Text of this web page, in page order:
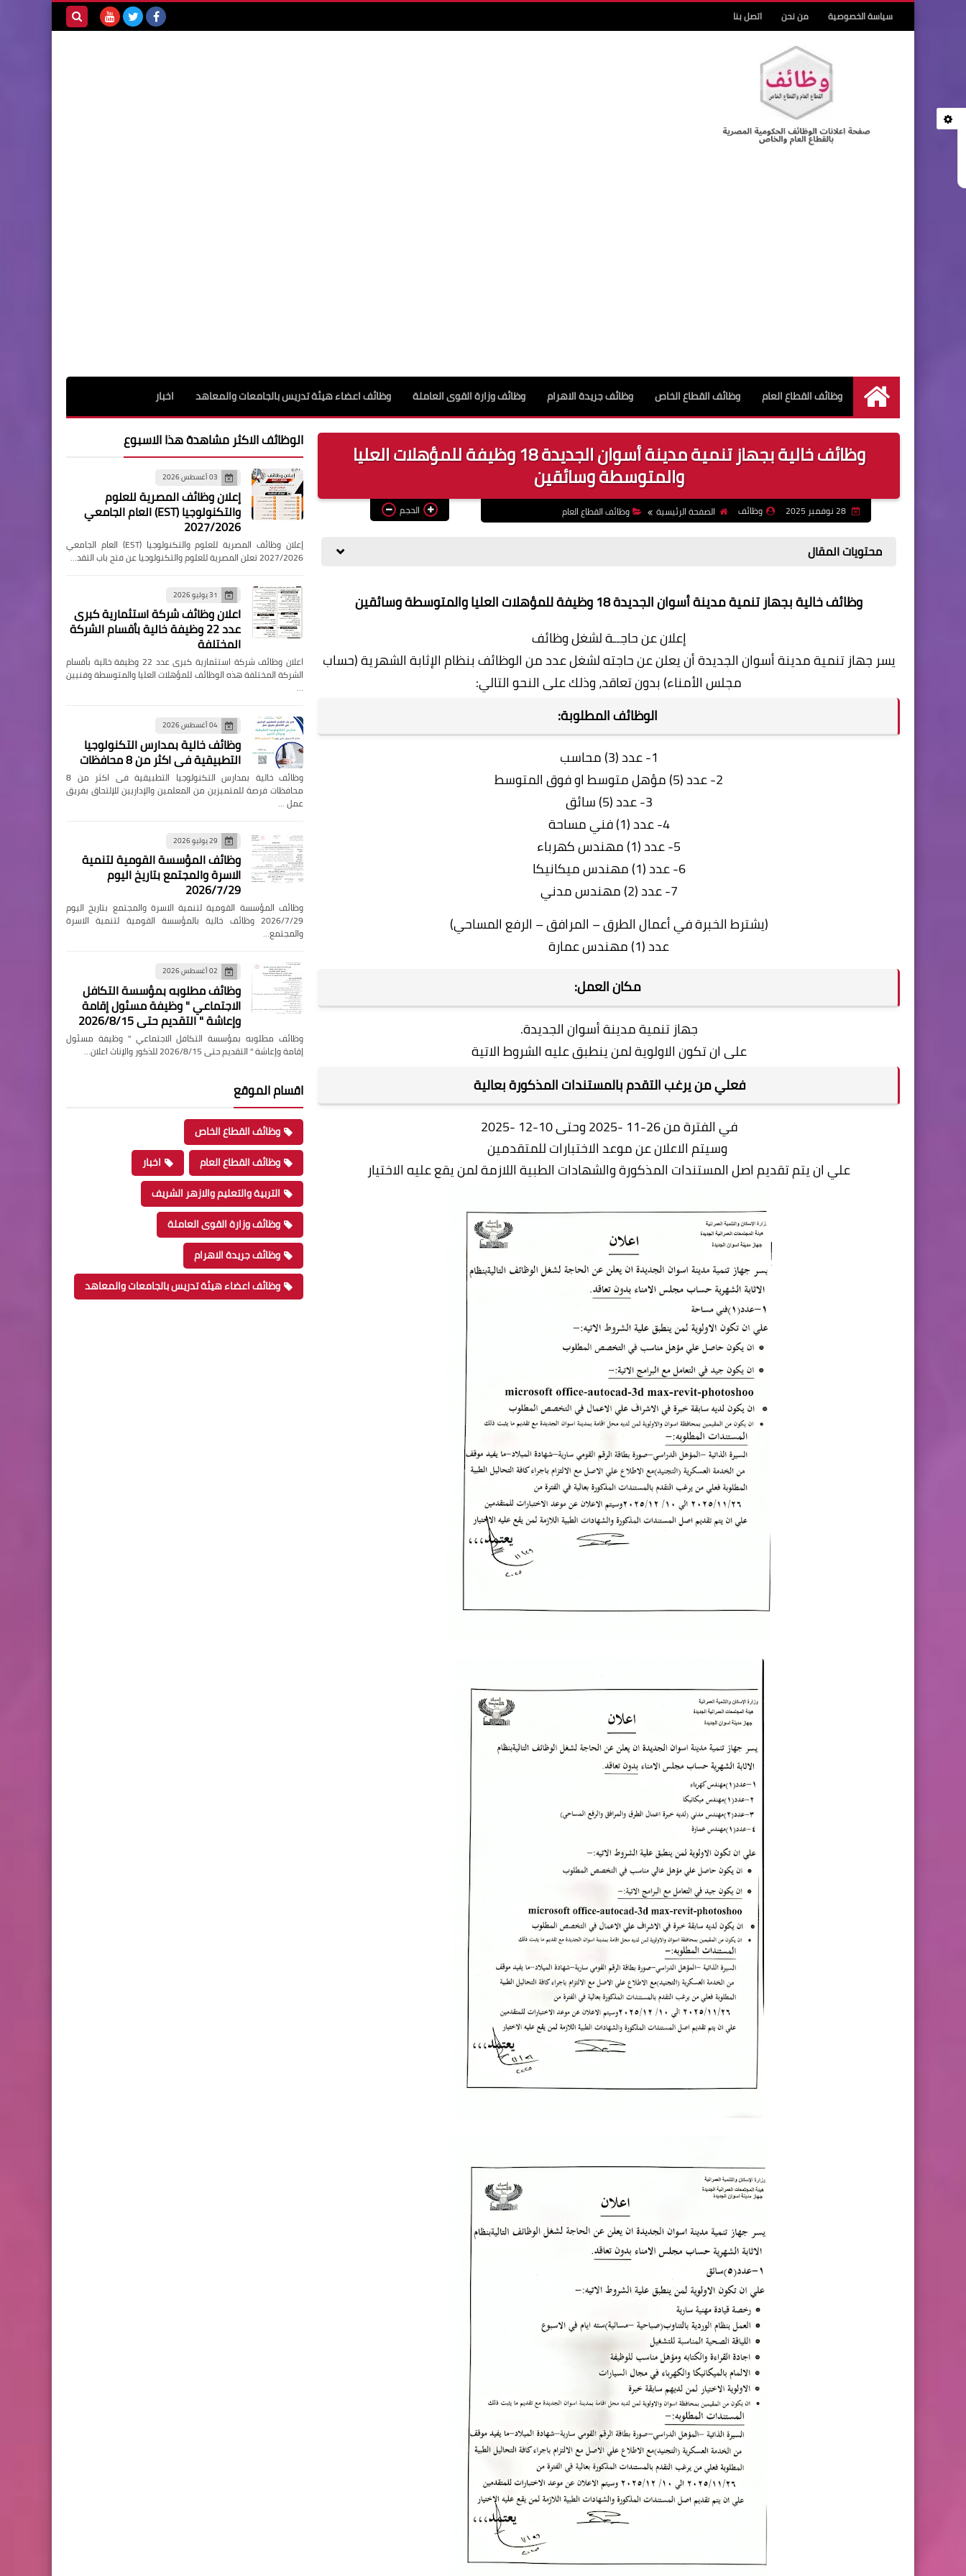
سياسة الخصوصية من نحن اتصل بنا
الرئيسية
وظائف القطاع العام وظائف القطاع الخاص وظائف جريدة الاهرام وظائف وزارة القوى العاملة وظائف اعضاء هيئة تدريس بالجامعات والمعاهد اخبار
وظائف خالية بجهاز تنمية مدينة أسوان الجديدة 18 وظيفة للمؤهلات العليا
والمتوسطة وسائقين
28 نوفمبر 2025 وظائف الصفحة الرئيسية وظائف القطاع العام الحجم
محتويات المقال
وظائف خالية بجهاز تنمية مدينة أسوان الجديدة 18 وظيفة للمؤهلات العليا والمتوسطة وسائقين
إعلان عن حاجــة لشغل وظائف
يسر جهاز تنمية مدينة أسوان الجديدة أن يعلن عن حاجته لشغل عدد من الوظائف بنظام الإثابة الشهرية (حساب
مجلس الأمناء) بدون تعاقد، وذلك على النحو التالي:
الوظائف المطلوبة:
1- عدد (3) محاسب
2- عدد (5) مؤهل متوسط او فوق المتوسط
3- عدد (5) سائق
4- عدد (1) فني مساحة
5- عدد (1) مهندس كهرباء
6- عدد (1) مهندس ميكانيكا
7- عدد (2) مهندس مدني
(يشترط الخبرة في أعمال الطرق – المرافق – الرفع المساحي)
عدد (1) مهندس عمارة
مكان العمل:
جهاز تنمية مدينة أسوان الجديدة.
على ان تكون الاولوية لمن ينطبق عليه الشروط الاتية
فعلي من يرغب التقدم بالمستندات المذكورة بعالية
في الفترة من 26-11 -2025 وحتى 10-12 -2025
وسيتم الاعلان عن موعد الاختبارات للمتقدمين
علي ان يتم تقديم اصل المستندات المذكورة والشهادات الطبية اللازمة لمن يقع عليه الاختيار
الوظائف الاكثر مشاهدة هذا الاسبوع
03 أغسطس 2026
إعلان وظائف المصرية للعلوم
والتكنولوجيا (EST) العام الجامعي
2027/2026
إعلان وظائف المصرية للعلوم والتكنولوجيا (EST) العام الجامعي
2027/2026 تعلن المصرية للعلوم والتكنولوجيا عن فتح باب التقد…
31 يوليو 2026
اعلان وظائف شركة استثمارية كبرى
عدد 22 وظيفة خالية بأقسام الشركة
المختلفة
اعلان وظائف شركة استثمارية كبرى عدد 22 وظيفة خالية بأقسام
الشركة المختلفة هذه الوظائف للمؤهلات العليا والمتوسطة وفنيين
…
04 أغسطس 2026
وظائف خالية بمدارس التكنولوجيا
التطبيقية فى اكثر من 8 محافظات
وظائف خالية بمدارس التكنولوجيا التطبيقية فى اكثر من 8
محافظات فرصة للمتميزين من المعلمين والإداريين للإلتحاق بفريق
عمل …
29 يوليو 2026
وظائف المؤسسة القومية لتنمية
الاسرة والمجتمع بتاريخ اليوم
2026/7/29
وظائف المؤسسة القومية لتنمية الاسرة والمجتمع بتاريخ اليوم
2026/7/29 وظائف خالية بالمؤسسة القومية لتنمية الاسرة
والمجتمع…
02 أغسطس 2026
وظائف مطلوبه بمؤسسة التكافل
الاجتماعي " وظيفة مسئول إقامة
وإعاشة " التقديم حتى 2026/8/15
وظائف مطلوبه بمؤسسة التكافل الاجتماعي " وظيفة مسئول
إقامة وإعاشة " التقديم حتى 2026/8/15 للذكور والإناث اعلان…
اقسام الموقع
وظائف القطاع الخاص
وظائف القطاع العام
اخبار
التربية والتعليم والازهر الشريف
وظائف وزارة القوى العاملة
وظائف جريدة الاهرام
وظائف اعضاء هيئة تدريس بالجامعات والمعاهد